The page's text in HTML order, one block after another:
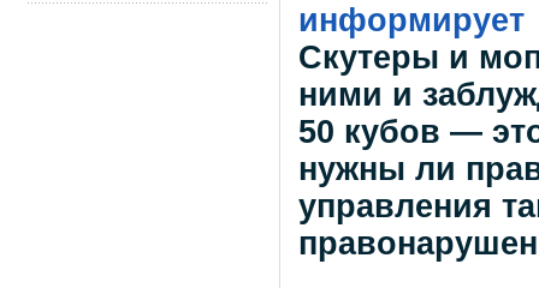
информирует
Скутеры и
ними и
50 кубов —
нужны ли
управления